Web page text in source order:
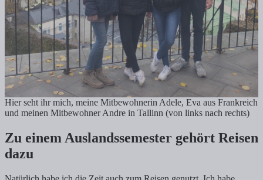
Hier seht ihr mich, meine Mitbewohnerin Adele, Eva aus Frankreich
und meinen Mitbewohner Andre in Tallinn (von links nach rechts)
Zu einem Auslandssemester gehört Reisen
dazu